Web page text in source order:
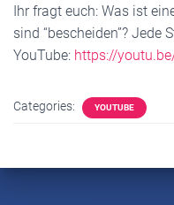
Ihr fragt euch: Was ist
sind “bescheiden”? Jede
YouTube: https://
Categories: YOUTUBE